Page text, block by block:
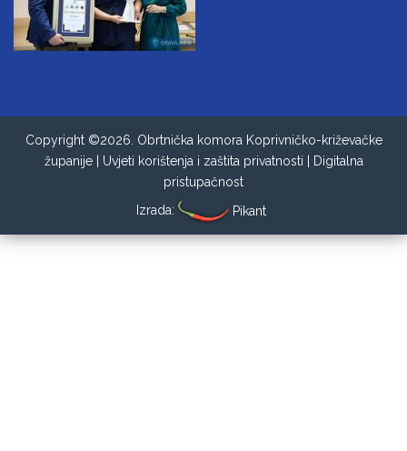
Copyright ©2026. Obrtnička komora Koprivničko-križevačke
županije | Uvjeti korištenja i zaštita privatnosti
Digitalna
pristupačnost
Izrada:
Pikant